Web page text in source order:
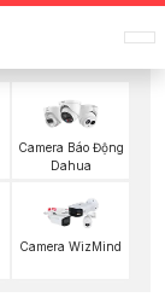
Camera Báo Động
Dahua
Camera WizMind